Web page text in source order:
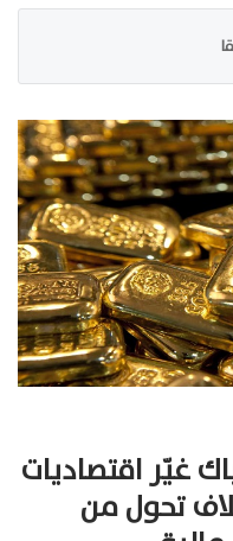
غيّر اقتصاديات
تحول من